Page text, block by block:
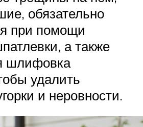
обязательно
при помощи
а также
шлифовка
удалить
и неровности.